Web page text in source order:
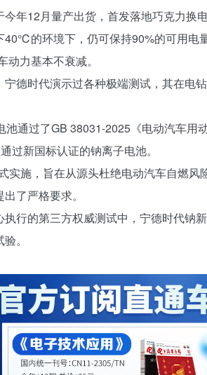
年12月量产出货，首发落地巧克力换电
40℃的环境下，仍可保持90%的可用电
力基本不衰减。
德时代演示过各种极端测试，其在电
通过了GB 38031-2025《电动汽车用
过新国标认证的钠离子电池。
实施，旨在从源头杜绝电动汽车自燃风
了严格要求。
行的第三方权威测试中，宁德时代钠
。